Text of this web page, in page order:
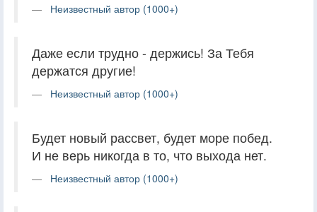
Неизвестный автор (1000+)
Даже если трудно - держись! За Тебя
держатся другие!
Неизвестный автор (1000+)
Будет новый рассвет, будет море побед.
И не верь никогда в то, что выхода нет.
Неизвестный автор (1000+)